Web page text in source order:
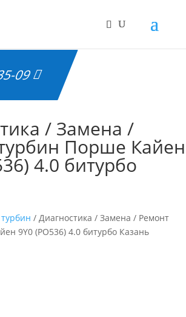
09
/ Замена /
Порше Кайен
4.0 битурбо
/ Диагностика / Замена / Ремонт
9Y0 (PO536) 4.0 битурбо Казань